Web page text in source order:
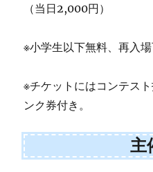
（当日2,000円）
※小学生以下無料、再入場
※チケットにはコンテス
ンク券付き。
主